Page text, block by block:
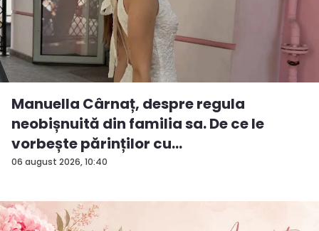
06 august 2026, 10:40
Manuella Cârnaț, despre regula
neobișnuită din familia sa. De ce le
vorbește părinților cu
„dumneavoastră...